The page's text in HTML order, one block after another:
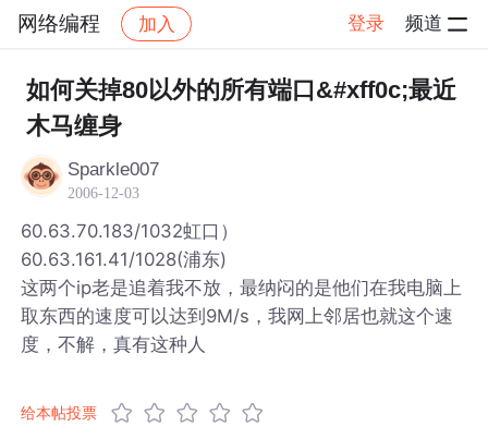
网络编程 加入 登录 频道
社区 网络编程 帖子详情
如何关掉80以外的所有端口&#xff0c;最近
木马缠身
Sparkle007
2006-12-03
60.63.70.183/1032虹口）
60.63.161.41/1028(浦东)
这两个ip老是追着我不放，最纳闷的是他们在我电脑上
取东西的速度可以达到9M/s，我网上邻居也就这个速
度，不解，真有这种人
给本帖投票